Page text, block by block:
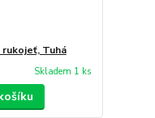
rukojeť, Tuhá
Skladem 1 ks